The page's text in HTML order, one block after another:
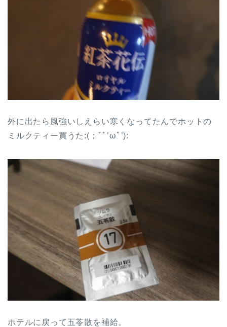
外に出たら風強いしえらい寒くなってたんでホットの
ミルクティー買うた:(；ﾞﾟ’ωﾟ’):
ホテルに戻って五苓散を補給。